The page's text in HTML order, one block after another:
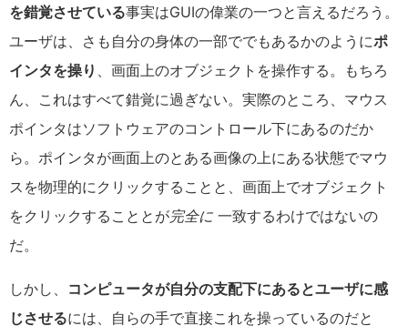
を錯覚させている事実はGUIの偉業の一つと言えるだろう。
ユーザは、さも自分の身体の一部ででもあるかのようにポ
インタを操り
、画面上のオブジェクトを操作する。もちろ
ん、これはすべて錯覚に過ぎない。実際のところ、マウス
ポインタはソフトウェアのコントロール下にあるのだか
ら。ポインタが画面上のとある画像の上にある状態でマウ
スを物理的にクリックすることと、画面上でオブジェクト
をクリックすることとが完全に 一致するわけではないの
だ。
しかし、 コンピュータが自分の支配下にあるとユーザに感
じさせるには、自らの手で直接これを操っているのだと